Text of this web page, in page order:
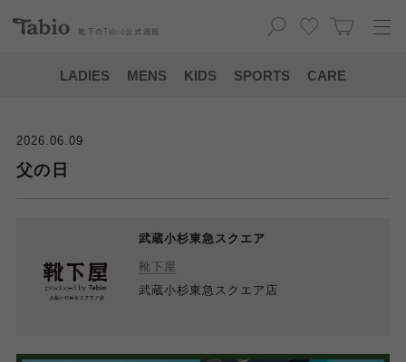
靴下の Tabio 公式通販
LADIES MENS KIDS SPORTS CARE
2026.06.09
父の日
武蔵小杉東急スクエア
靴下屋
武蔵小杉東急スクエア店